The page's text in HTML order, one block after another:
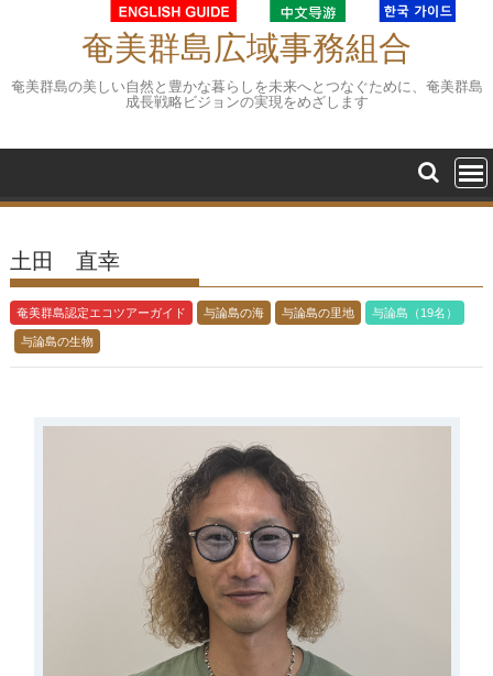
奄美群島広域事務組合
奄美群島の美しい自然と豊かな暮らしを未来へとつなぐために、奄美群島
成長戦略ビジョンの実現をめざします
土田 直幸
奄美群島認定エコツアーガイド 与論島の海 与論島の里地 与論島（19名）
与論島の生物